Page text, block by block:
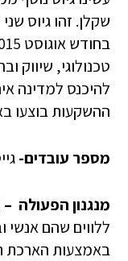
שקלן. זהו גיוס
טכנולוגי, שיווק
להיכנס למדינה
ההשקעות בוצעו
מספר עובדים-גייסנו 5
מנגנון הפעולה –
ללווים שהם אנשי